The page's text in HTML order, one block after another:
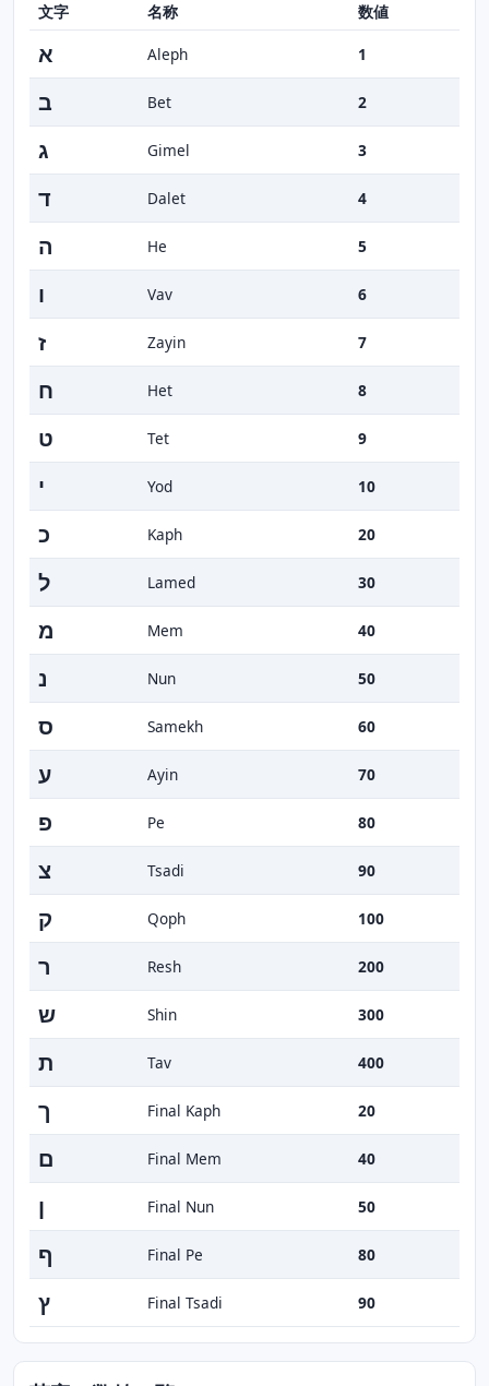
文字 名称 数値
א Aleph 1
ב Bet 2
ג Gimel 3
ד Dalet 4
ה He 5
ו Vav 6
ז Zayin 7
ח Het 8
ט Tet 9
י Yod 10
כ Kaph 20
ל Lamed 30
מ Mem 40
נ Nun 50
ס Samekh 60
ע Ayin 70
פ Pe 80
צ Tsadi 90
ק Qoph 100
ר Resh 200
ש Shin 300
ת Tav 400
ך Final Kaph 20
ם Final Mem 40
ן Final Nun 50
ף Final Pe 80
ץ Final Tsadi 90